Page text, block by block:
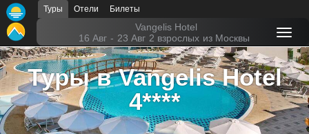
Туры Отели Билеты
Vangelis Hotel
16 Авг - 23 Авг 2 взрослых из Москвы
Туры в Vangelis Hotel
4****
Главная
Горящие туры
Туры в Турцию
Туры в Египет